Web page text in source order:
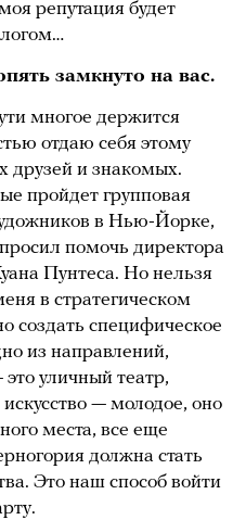
репутация будет
замкнуто на вас.
многое держится
отдаю себя этому
друзей и знакомых.
пройдет групповая
в Нью-Йорке,
помочь директора
Пунтеса. Но нельзя
в стратегическом
создать специфическое
из направлений,
уличный театр,
— молодое, оно
места, все еще
должна стать
Это наш способ войти